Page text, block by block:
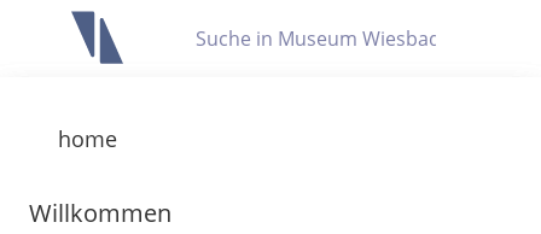
Suche in Metadaten
home
Willkommen